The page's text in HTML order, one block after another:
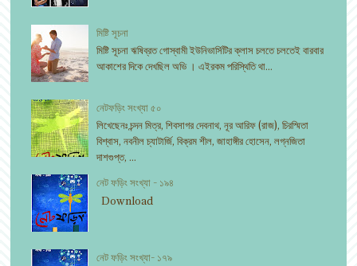
মিষ্টি সূচনা
মিষ্টি সূচনা ঋষিব্রত গোস্বামী ইউনিভার্সিটির ক্লাস চলতে চলতেই বারবার
আকাশের দিকে দেখছিল অভি । এইরকম পরিস্থিতি থা...
নেটফড়িং সংখ্যা ৫০
লিখেছেনঃ চন্দন মিত্র, শিবসাগর দেবনাথ, নূর আরিফ (রাজ), চিরস্মিতা
বিশ্বাস, নবনীল চ্যাটার্জি, বিক্রম শীল, জাহাঙ্গীর হোসেন, লগ্নজিতা
দাশগুপ্ত, ...
নেট ফড়িং সংখ্যা - ১৯৪
Download
নেট ফড়িং সংখ্যা- ১৭৯